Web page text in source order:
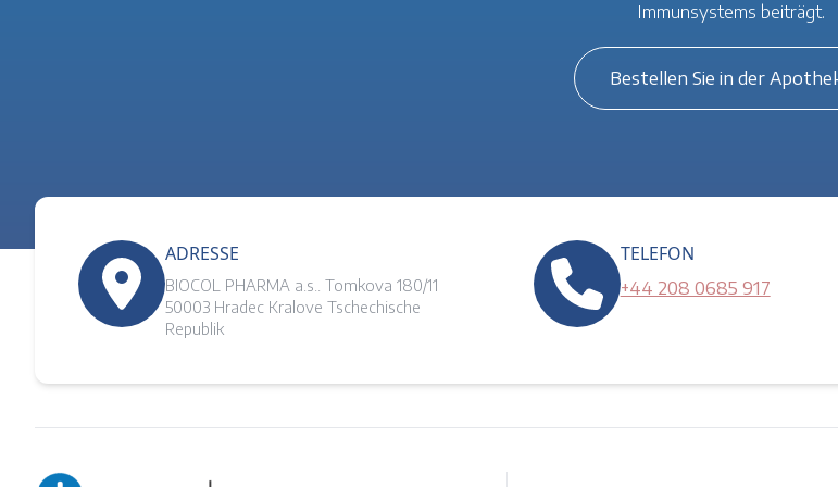
Immunsystems beiträgt.
Bestellen Sie in der
ADRESSE
BIOCOL PHARMA a.s.. Tomkova 180/11
50003 Hradec Kralove Tschechische
Republik
TELEFON
+44 208 0685 917